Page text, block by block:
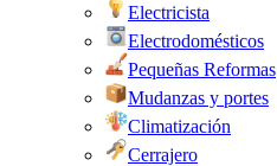
Electricista
Electrodomésticos
Pequeñas Reformas
Mudanzas y portes
Climatización
Cerrajero